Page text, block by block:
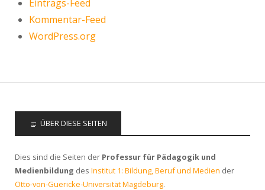
Eintrags-Feed
Kommentar-Feed
WordPress.org
ÜBER DIESE SEITEN
Dies sind die Seiten der Professur für Pädagogik und
Medienbildung des Institut 1: Bildung, Beruf und Medien der
Otto-von-Guericke-Universität Magdeburg.